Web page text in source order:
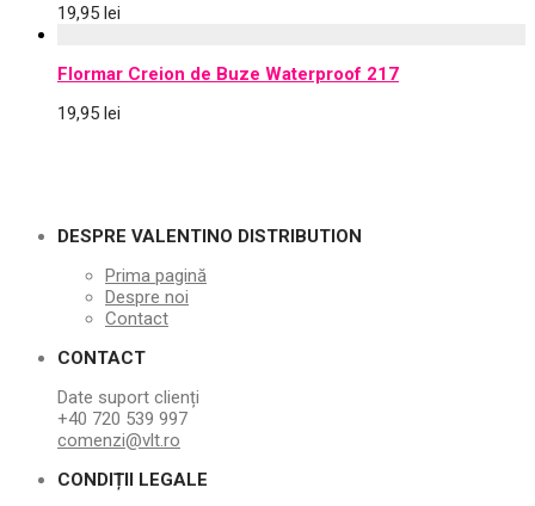
19,95 lei
Flormar Creion de Buze Waterproof 217
19,95 lei
DESPRE VALENTINO DISTRIBUTION
Prima pagină
Despre noi
Contact
CONTACT
Date suport clienți
+40 720 539 997
comenzi@vlt.ro
CONDIȚII LEGALE